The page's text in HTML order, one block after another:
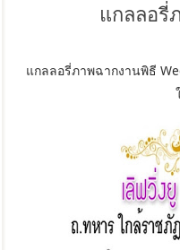
แกลลอรี่
แกลลอรี่ภาพฉากงานพิธี